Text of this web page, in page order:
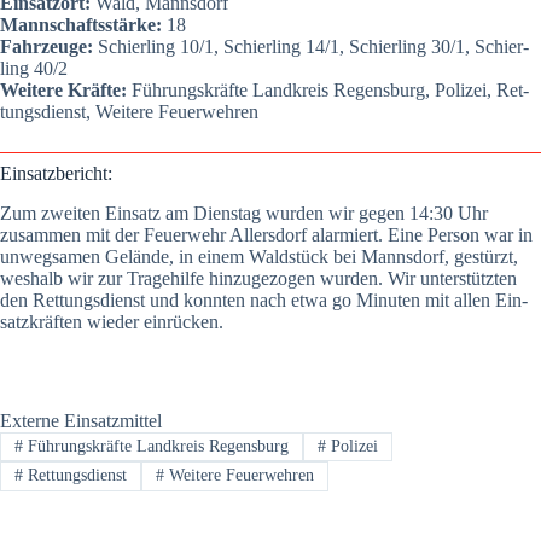
Mann­schafts­stär­ke: 18
Fahr­zeu­ge: Schier­ling 10/1, Schier­ling 14/1, Schier­ling 30/1, Schier­
ling 40/2
Wei­te­re Kräf­te: Füh­rungs­kräf­te Land­kreis Regens­burg, Poli­zei, Ret­
tungs­dienst, Wei­te­re Feu­er­weh­ren
Ein­satz­be­richt:
Zum zwei­ten Ein­satz am Diens­tag wur­den wir gegen 14:30 Uhr
zusam­men mit der Feu­er­wehr Aller­s­dorf alar­miert. Eine Per­son war in
unweg­sa­men Gelän­de, in einem Wald­stück bei Manns­dorf, gestürzt,
wes­halb wir zur Tra­ge­hil­fe hin­zu­ge­zo­gen wur­den. Wir unter­stütz­ten
den Ret­tungs­dienst und konn­ten nach etwa go Minu­ten mit allen Ein­
satz­kräf­ten wie­der ein­rü­cken.
Externe Einsatzmittel
#Führungskräfte Landkreis Regensburg #Polizei
#Rettungsdienst #Weitere Feuerwehren